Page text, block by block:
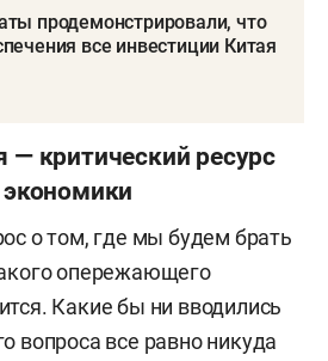
продемонстрировали, что
все инвестиции Китая
— критический ресурс
о том, где мы будем брать
опережающего
Какие бы ни вводились
вопроса все равно никуда